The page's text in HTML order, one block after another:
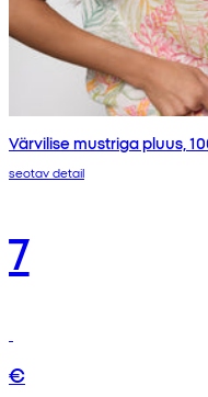
Värvilise mustriga pluus,
seotav detail
7
€